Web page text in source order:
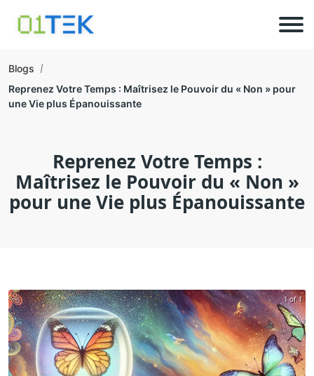
Blogs
Reprenez Votre Temps : Maîtrisez le Pouvoir du « Non » pour
une Vie plus Épanouissante
Reprenez Votre Temps :
Maîtrisez le Pouvoir du « Non »
pour une Vie plus Épanouissante
1 of 1